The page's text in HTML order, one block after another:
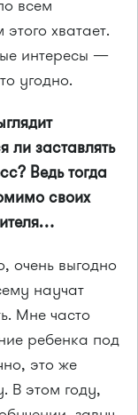
всем
хватает.
интересы —
угодно.
ли заставлять
Ведь тогда
своих
очень выгодно
научат
Мне часто
ребенка под
это же
В этом году,